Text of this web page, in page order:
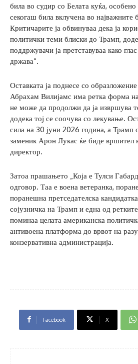
била во судир со Белата куќа,
секогаш била вклучена во најважните
Критичарите ја обвинуваа дека ја
политички теми блиски до Трамп,
поддржувачи ја претставуваа како
држава“.
Оставката ја поднесе со
Абрахам Вилијамс има ретка форма
не може да продолжи да ја извршува
додека тој се соочува со лекување.
сила на 30 јуни 2026 година, а Трамп
заменик Арон Лукас ќе биде вршител
директор.
Затоа прашањето „Која е Тулси
одговор. Таа е воена ветеранка,
поранешна претседателска
сојузничка на Трамп и една од
поминаа целата американска
антивоена платформа до врвот на
конзервативна администрација.
Facebook X